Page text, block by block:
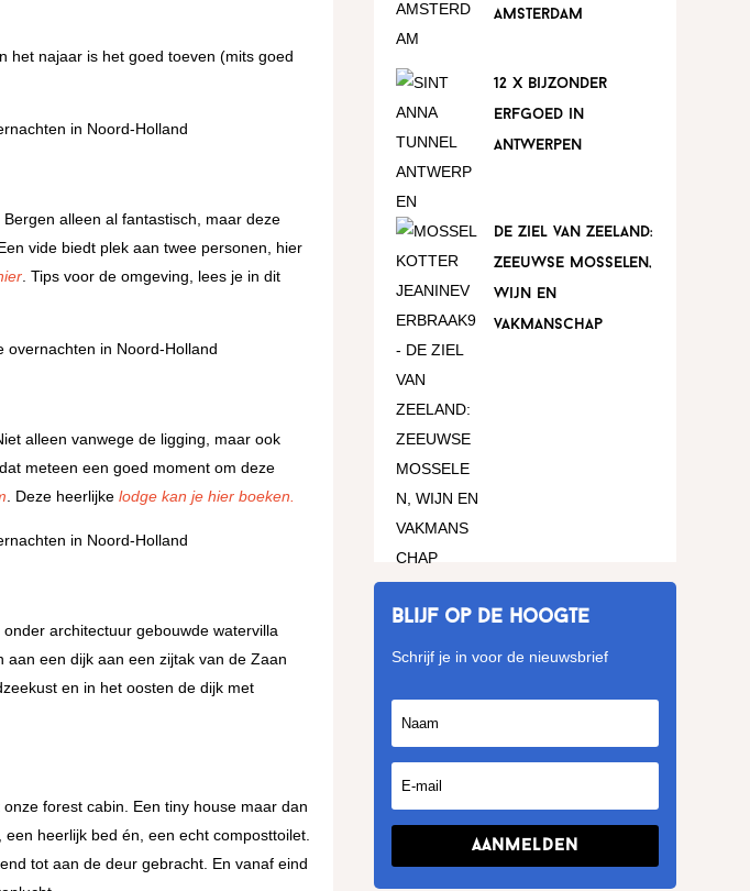
het najaar is het goed toeven (mits goed
alleen al fantastisch, maar deze
vide biedt plek aan twee personen, hier
. Tips voor de omgeving, lees je in dit
alleen vanwege de ligging, maar ook
meteen een goed moment om deze
. Deze heerlijkelodge kan je hier boeken.
architectuur gebouwde watervilla
een dijk aan een zijtak van de Zaan
en in het oosten de dijk met
forest cabin. Een tiny house maar dan
heerlijk bed én, een echt composttoilet.
tot aan de deur gebracht. En vanaf eind
amsterdam
12 x bijzonder
erfgoed in
antwerpen
de ziel van zeeland:
zeeuwse mosselen,
wijn en
vakmanschap
Blijf op de hoogte
Schrijf je in voor de nieuwsbrief
Aanmelden